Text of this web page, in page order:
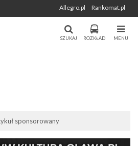
Siechnice - Portal
Aktualności, forum,
Siechnic
Allegro.pl Rankomat.pl
MENU
ROZKŁAD
SZUKAJ
sponsorowany